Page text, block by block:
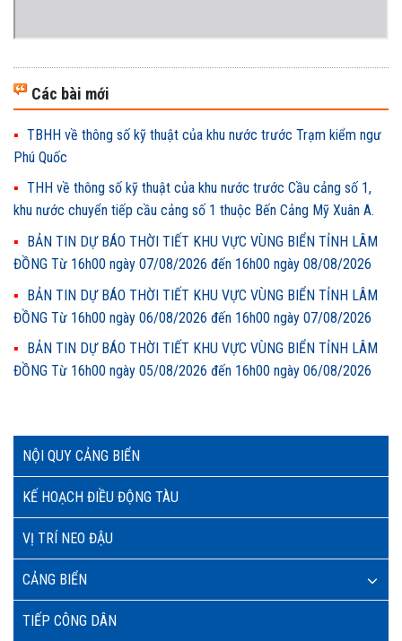
NỘI QUY CẢNG BIỂN
KẾ HOẠCH ĐIỀU ĐỘNG TÀU
VỊ TRÍ NEO ĐẬU
CẢNG BIỂN
TIẾP CÔNG DÂN
Các bài mới
TBHH về thông số kỹ thuật của khu nước trước Trạm kiểm ngư
Phú Quốc
THH về thông số kỹ thuật của khu nước trước Cầu cảng số 1,
khu nước chuyển tiếp cầu cảng số 1 thuộc Bến Cảng Mỹ Xuân A.
BẢN TIN DỰ BÁO THỜI TIẾT KHU VỰC VÙNG BIỂN TỈNH LÂM
ĐỒNG Từ 16h00 ngày 07/08/2026 đến 16h00 ngày 08/08/2026
BẢN TIN DỰ BÁO THỜI TIẾT KHU VỰC VÙNG BIỂN TỈNH LÂM
ĐỒNG Từ 16h00 ngày 06/08/2026 đến 16h00 ngày 07/08/2026
BẢN TIN DỰ BÁO THỜI TIẾT KHU VỰC VÙNG BIỂN TỈNH LÂM
ĐỒNG Từ 16h00 ngày 05/08/2026 đến 16h00 ngày 06/08/2026